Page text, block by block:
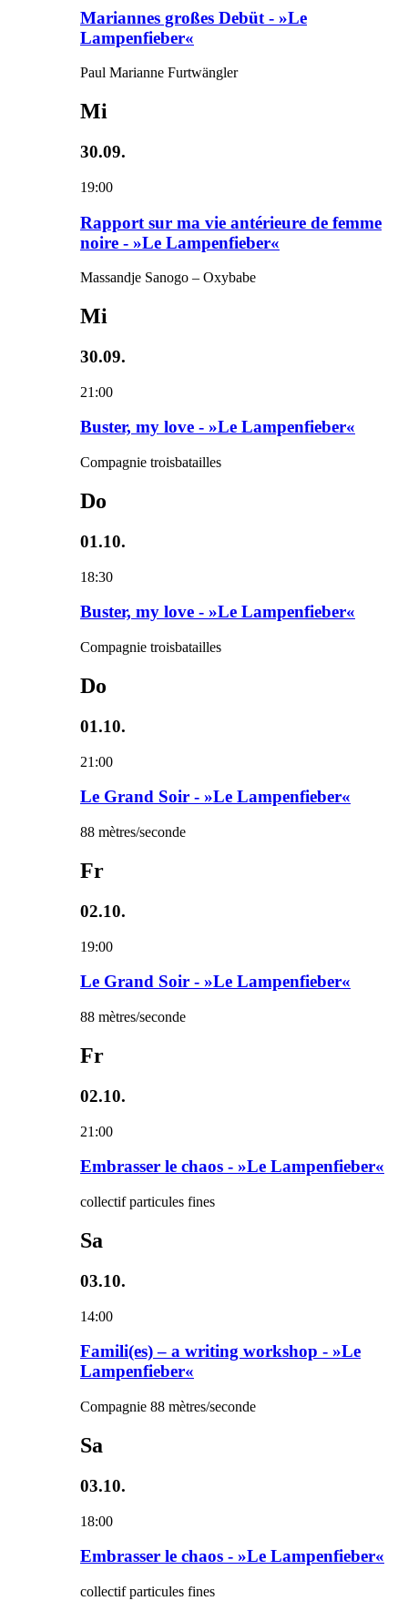
Mariannes großes Debüt - »Le
Lampenfieber«
Paul Marianne Furtwängler
Mi
30.09.
19:00
Rapport sur ma vie antérieure de femme
noire - »Le Lampenfieber«
Massandje Sanogo – Oxybabe
Mi
30.09.
21:00
Buster, my love - »Le Lampenfieber«
Compagnie troisbatailles
Do
01.10.
18:30
Buster, my love - »Le Lampenfieber«
Compagnie troisbatailles
Do
01.10.
21:00
Le Grand Soir - »Le Lampenfieber«
88 mètres/seconde
Fr
02.10.
19:00
Le Grand Soir - »Le Lampenfieber«
88 mètres/seconde
Fr
02.10.
21:00
Embrasser le chaos - »Le Lampenfieber«
collectif particules fines
Sa
03.10.
14:00
Famili(es) – a writing workshop - »Le
Lampenfieber«
Compagnie 88 mètres/seconde
Sa
03.10.
18:00
Embrasser le chaos - »Le Lampenfieber«
collectif particules fines